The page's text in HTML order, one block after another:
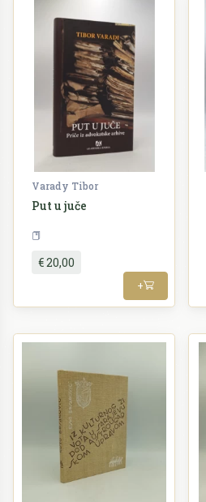
Varady Tibor
Put u juče
€ 20,00
+